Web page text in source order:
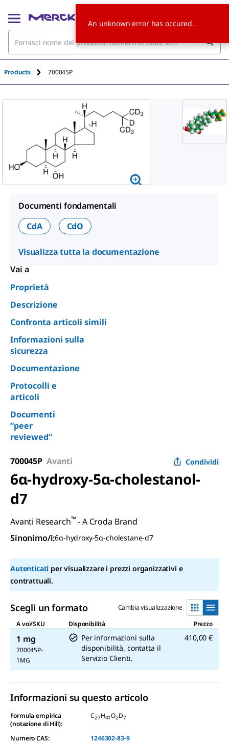
Products 700045P
Documenti fondamentali
CdA
CdO
Visualizza tutta la documentazione
Vai a
Proprietà
Descrizione
Confronta articoli simili
Informazioni sulla
sicurezza
Documentazione
Protocolli e
articoli
Documenti
“peer
reviewed”
700045P Avanti Condividi
6α-hydroxy-5α-cholestanol-
d7
Avanti Research™- A Croda Brand
Sinonimo/i:6α-hydroxy-5α-cholestane-d7
Autenticati per visualizzare i prezzi organizzativi e
contrattuali.
Scegli un formato
Cambia visualizzazione
A voi/SKU
Disponibilità Prezzo
1 mg
700045P-
1MG
Per informazioni sulla
disponibilità, contatta il
Servizio Clienti.
410,00 €
Informazioni su questo articolo
Formula empirica
(notazione di Hill):
C27H41O2D7
Numero CAS:
1246302-83-9
An unknown error has occured.